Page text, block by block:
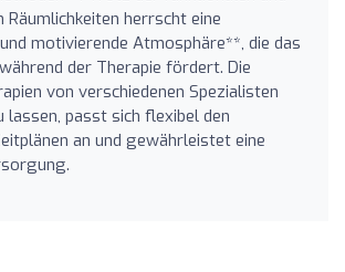
Räumlichkeiten herrscht eine
motivierende Atmosphäre**, die das
der Therapie fördert. Die
von verschiedenen Spezialisten
lassen, passt sich flexibel den
an und gewährleistet eine